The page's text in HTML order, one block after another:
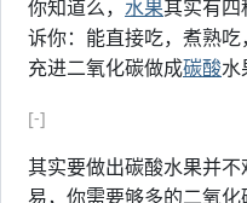
你知道么， 水果其实有四
诉你：能直接吃，煮熟吃
充进二氧化碳做成碳酸水
[-]
其实要做出碳酸水果并
易，你需要够多的二氧